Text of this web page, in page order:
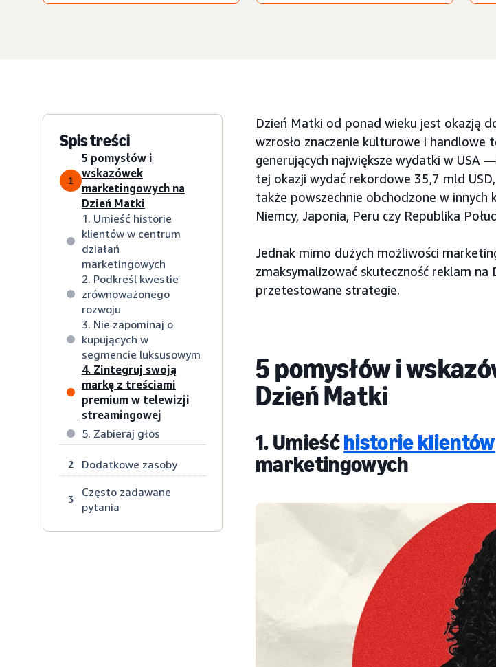
Spis treści
1
5 pomysłów i
wskazówek
marketingowych na
Dzień Matki
1. Umieść historie
klientów w centrum
działań
marketingowych
2. Podkreśl kwestie
zrównoważonego
rozwoju
3. Nie zapominaj o
kupujących w
segmencie luksusowym
4. Zintegruj swoją
markę z treściami
premium w telewizji
streamingowej
5. Zabieraj głos
2 Dodatkowe zasoby
3
Często zadawane
pytania
Dzień Matki od ponad wieku jest okazją
wzrosło znaczenie kulturowe i handlowe
generujących największe wydatki w USA
tej okazji wydać rekordowe 35,7 mld
także powszechnie obchodzone w innych
Niemcy, Japonia, Peru czy Republika
Jednak mimo dużych możliwości
zmaksymalizować skuteczność reklam
przetestowane strategie.
5 pomysłów i
Dzień Matki
1. Umieśćhistorie klientów
marketingowych